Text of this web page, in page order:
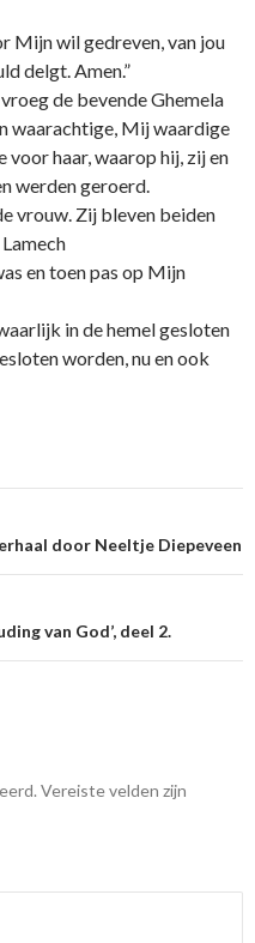
Mijn wil gedreven, van jou
delgt. Amen.”
de bevende Ghemela
waarachtige, Mij waardige
haar, waarop hij, zij en
werden geroerd.
vrouw. Zij bleven beiden
en toen pas op Mijn
in de hemel gesloten
worden, nu en ook
door Neeltje Diepeveen
van God’, deel 2.
Vereiste velden zijn